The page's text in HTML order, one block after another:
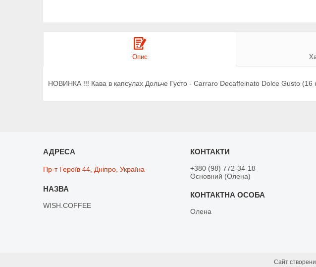
Опис
НОВИНКА !!! Кава в капсулах Дольче Густо - Carraro Decaffeinato Dolce Gusto (16
Пр-т Героїв 44, Дніпро, Україна
WISH.COFFEE
+380 (98) 772-34-18
Основний (Олена)
Олена
Сайт